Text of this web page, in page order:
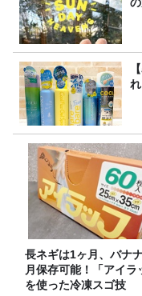
長ネギは1ヶ月、バナ
月保存可能！「アイラ
を使った冷凍スゴ技